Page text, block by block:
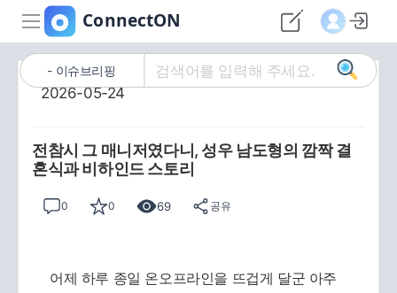
이슈브리핑
2026-05-24
전참시 그 매니저였다니, 성우 남도형의 깜짝 결
혼식과 비하인드 스토리
0 0 69 공유
어제 하루 종일 온오프라인을 뜨겁게 달군 아주